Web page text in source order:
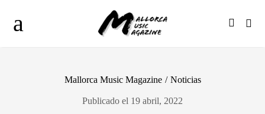
Mallorca Music Magazine / Noticias
Publicado el 19 abril, 2022